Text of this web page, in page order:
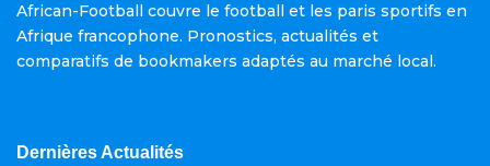
African-Football couvre le football et les paris sportifs en
Afrique francophone. Pronostics, actualités et
comparatifs de bookmakers adaptés au marché local.
Dernières Actualités